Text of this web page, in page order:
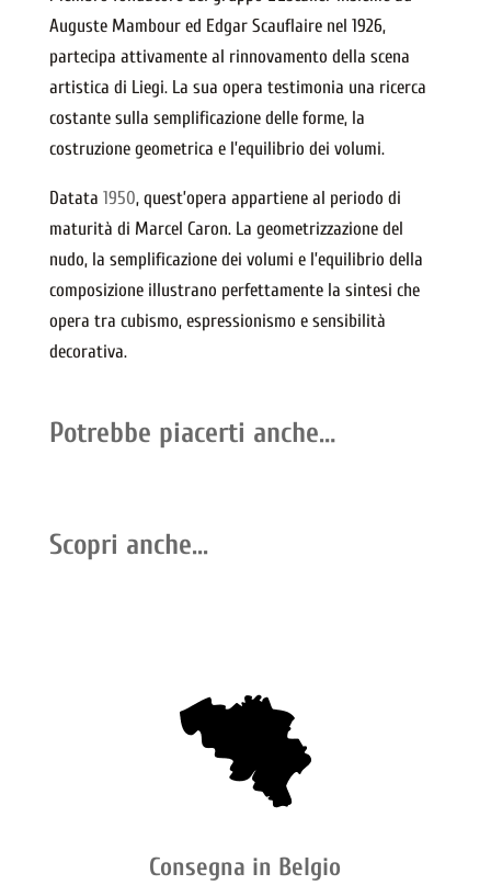
Auguste Mambour ed Edgar Scauflaire nel 1926,
partecipa attivamente al rinnovamento della scena
artistica di Liegi. La sua opera testimonia una ricerca
costante sulla semplificazione delle forme, la
costruzione geometrica e l’equilibrio dei volumi.
Datata 1950, quest’opera appartiene al periodo di
maturità di Marcel Caron. La geometrizzazione del
nudo, la semplificazione dei volumi e l’equilibrio della
composizione illustrano perfettamente la sintesi che
opera tra cubismo, espressionismo e sensibilità
decorativa.
Potrebbe piacerti anche…
Scopri anche...
Consegna in Belgio